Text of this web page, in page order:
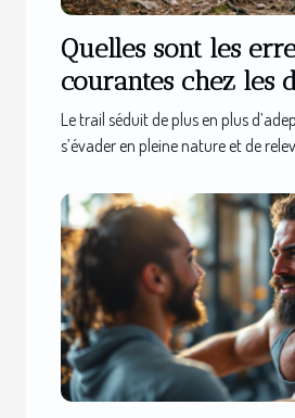
Quelles sont les
courantes chez les
en trail ?
Le trail séduit de plus en plus
s’évader en pleine nature et de